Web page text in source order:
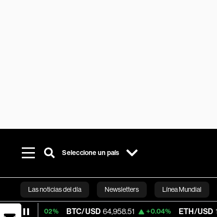
Seleccione un país
Las noticias del día Newsletters Línea Mundial
Bloomberg
BTC/USD 64,958.51 +0.04% ETH/USD 1,919.005